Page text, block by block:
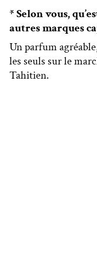
* Selon vous,
autres marques
Un parfum
les seuls sur le
Tahitien.